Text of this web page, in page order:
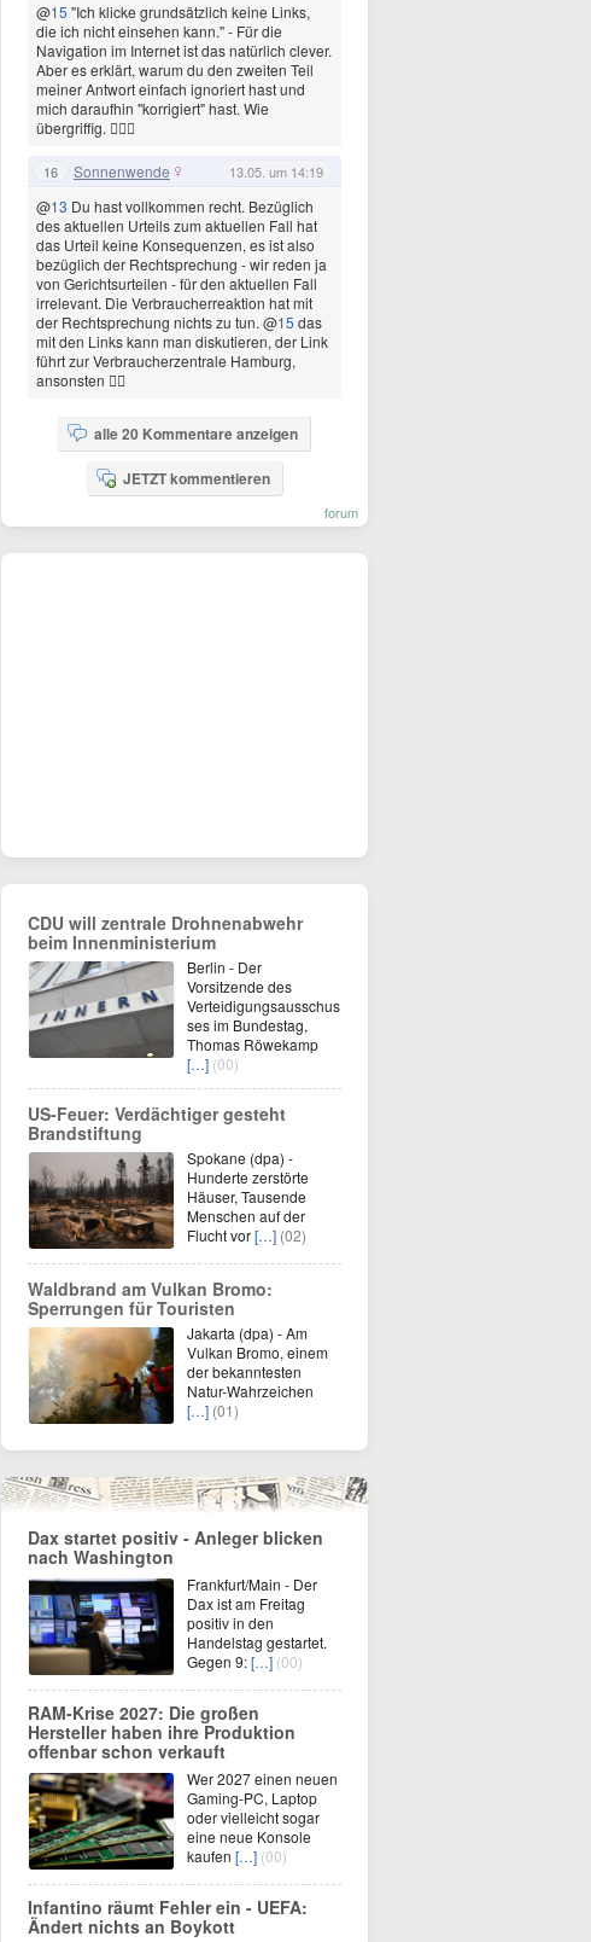
@15 "Ich klicke grundsätzlich keine Links,
die ich nicht einsehen kann." - Für die
Navigation im Internet ist das natürlich clever.
Aber es erklärt, warum du den zweiten Teil
meiner Antwort einfach ignoriert hast und
mich daraufhin "korrigiert" hast. Wie
übergriffig. 💁🏼‍♀️
16 Sonnenwende 13.05. um 14:19
@13 Du hast vollkommen recht. Bezüglich
des aktuellen Urteils zum aktuellen Fall hat
das Urteil keine Konsequenzen, es ist also
bezüglich der Rechtsprechung - wir reden ja
von Gerichtsurteilen - für den aktuellen Fall
irrelevant. Die Verbraucherreaktion hat mit
der Rechtsprechung nichts zu tun. @15 das
mit den Links kann man diskutieren, der Link
führt zur Verbraucherzentrale Hamburg,
ansonsten 👍🏻
alle 20 Kommentare anzeigen
JETZT kommentieren
forum
CDU will zentrale Drohnenabwehr
beim Innenministerium
Berlin - Der
Vorsitzende des
Verteidigungsausschus
ses im Bundestag,
Thomas Röwekamp
[…] (00)
US-Feuer: Verdächtiger gesteht
Brandstiftung
Spokane (dpa) -
Hunderte zerstörte
Häuser, Tausende
Menschen auf der
Flucht vor[…] (02)
Waldbrand am Vulkan Bromo:
Sperrungen für Touristen
Jakarta (dpa) - Am
Vulkan Bromo, einem
der bekanntesten
Natur-Wahrzeichen
[…] (01)
Dax startet positiv - Anleger blicken
nach Washington
Frankfurt/Main - Der
Dax ist am Freitag
positiv in den
Handelstag gestartet.
Gegen 9:[…] (00)
RAM-Krise 2027: Die großen
Hersteller haben ihre Produktion
offenbar schon verkauft
Wer 2027 einen neuen
Gaming-PC, Laptop
oder vielleicht sogar
eine neue Konsole
kaufen […] (00)
Infantino räumt Fehler ein - UEFA:
Ändert nichts an Boykott